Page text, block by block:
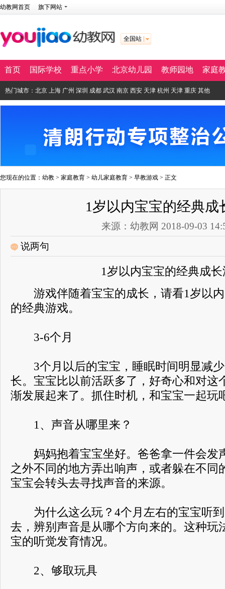
幼教网首页 旗下网站
全国站
首页 国际学校 重点小学 北京幼儿园 教师园地 家庭
热门城市： 北京 上海 广州 深圳 成都 武汉 南京 西安 天津 杭州 天津 重庆 其他
您现在的位置： 幼教 > 家庭教育 > 幼儿家庭教育 > 早教游戏 > 正文
1岁以内宝宝的经典成
来源：幼教网 2018-09-03
说两句
1岁以内宝宝的经典成
游戏伴随着宝宝的成长，请看1岁以内
的经典游戏。
3-6个月
3个月以后的宝宝，睡眠时间明显减少
长。宝宝比以前活跃多了，好奇心和对这
渐发展起来了。抓住时机，和宝宝一起玩
1、声音从哪里来？
妈妈抱着宝宝坐好。爸爸拿一件会发
之外不同的地方弄出响声，或者躲在不同
宝宝会转头去寻找声音的来源。
为什么这么玩？4个月左右的宝宝听到
去，辨别声音是从哪个方向来的。这种玩
宝的听觉发育情况。
2、够取玩具